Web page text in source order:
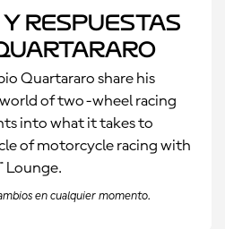
Respuestas
Quartararo share his
of two-wheel racing
into what it takes to
of motorcycle racing with
Lounge.
en cualquier momento.